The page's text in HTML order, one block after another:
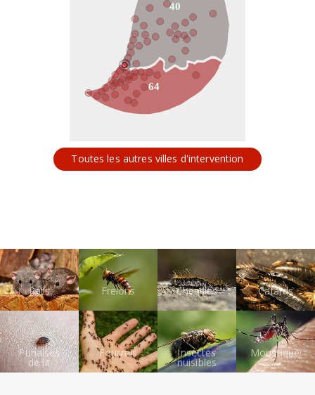
64
40
Toutes les autres villes d'intervention
Rats Frelons Chenilles Cafards
Punaises
de lit
Fourmis Insectes
nuisibles
Moustiques